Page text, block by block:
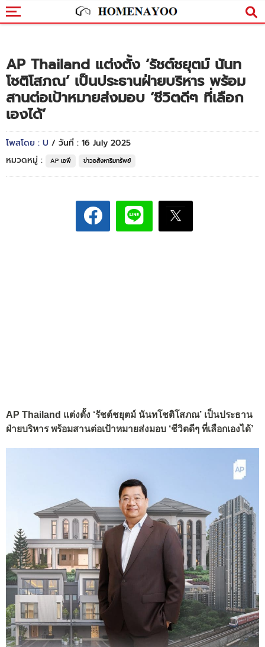
AP Thailand แต่งตั้ง ‘รัชต์ชยุตม์ นันท
โชติโสภณ’ เป็นประธานฝ่ายบริหาร พร้อม
สานต่อเป้าหมายส่งมอบ ‘ชีวิตดีๆ ที่เลือก
เองได้’
โพสโดย : U / วันที่ : 16 July 2025
หมวดหมู่ :
AP เอพี ข่าวอสังหาริมทรัพย์
AP Thailand แต่งตั้ง ‘รัชต์ชยุตม์ นันทโชติโสภณ’ เป็นประธาน
ฝ่ายบริหาร พร้อมสานต่อเป้าหมายส่งมอบ ‘ชีวิตดีๆ ที่เลือกเองได้’